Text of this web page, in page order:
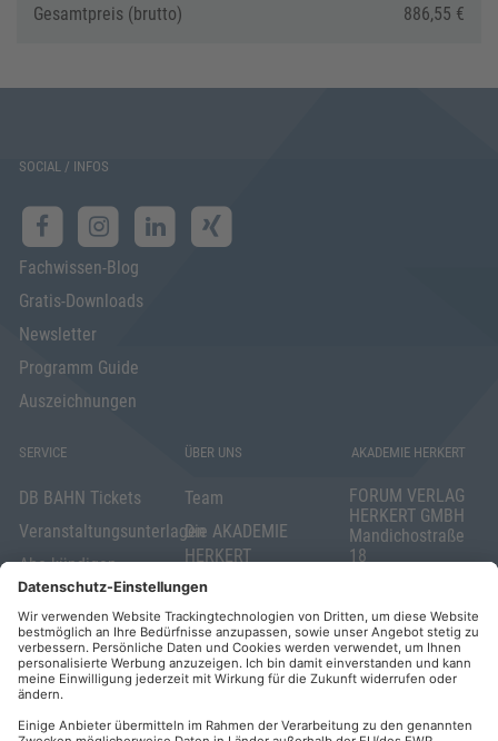
Gesamtpreis (brutto)
886,55 €
SOCIAL / INFOS
Fachwissen-Blog
Gratis-Downloads
Newsletter
Programm Guide
Auszeichnungen
SERVICE
DB BAHN Tickets
Veranstaltungsunterlagen
Abo kündigen
Widerrufsrecht
für Verbraucher
Elektronischer
Geschäftsverkehr
ÜBER UNS
Team
Die AKADEMIE
HERKERT
FORUM VERLAG
HERKERT
Kontakt
AKADEMIE HERKERT
FORUM VERLAG
HERKERT GMBH
Mandichostraße
18
Telefon: +49
(0)8233 381-123
Telefax: +49
(0)8233 381-222
E-Mail:
herkert.de